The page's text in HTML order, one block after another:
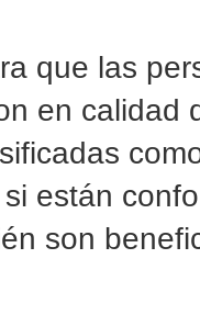
que las
en calidad
están
son